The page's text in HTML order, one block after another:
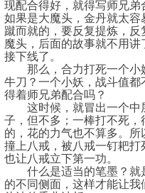
现配合得好，就得写师兄弟
如果是大魔头，金丹就太
蹴而就的，要反复提炼，
魔头，后面的故事就不用
接下线了。
那么，合力打死一个小
牛刀？一个小妖，战斗值都
得着师兄弟配合吗？
这时候，就冒出一个中
子，但不多；一棒打不死
的，花的力气也不算多。
撞上八戒，被八戒一钉耙打
也让八戒立下第一功。
什么是适当的笔墨？就
的不同侧面，这样才能让